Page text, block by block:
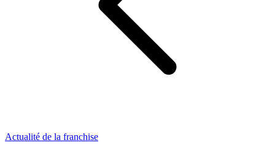
Actualité de la franchise